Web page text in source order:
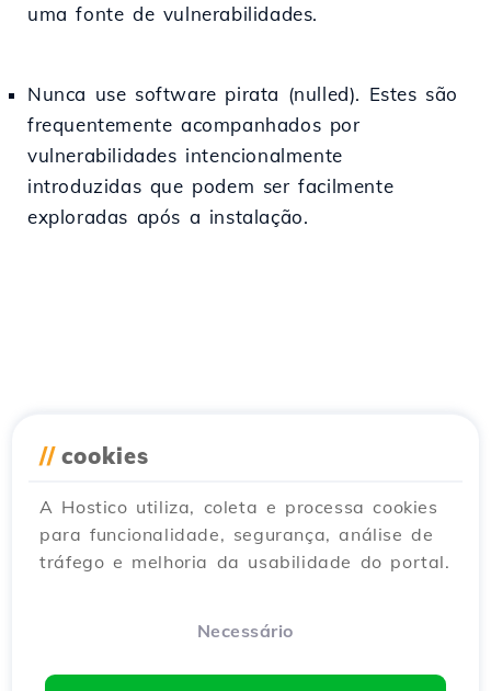
uma fonte de vulnerabilidades.
Nunca use software pirata (nulled). Estes são
frequentemente acompanhados por
vulnerabilidades intencionalmente
introduzidas que podem ser facilmente
exploradas após a instalação.
// cookies
A Hostico utiliza, coleta e processa cookies
para funcionalidade, segurança, análise de
tráfego e melhoria da usabilidade do portal.
Necessário